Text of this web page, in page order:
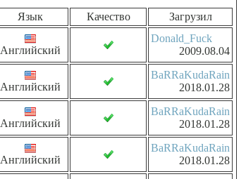
Язык Качество
Загрузил
Английский
Donald_Fuck
2009.08.04
Английский
BaRRaKudaRain
2018.01.28
Английский
BaRRaKudaRain
2018.01.28
Английский
BaRRaKudaRain
2018.01.28